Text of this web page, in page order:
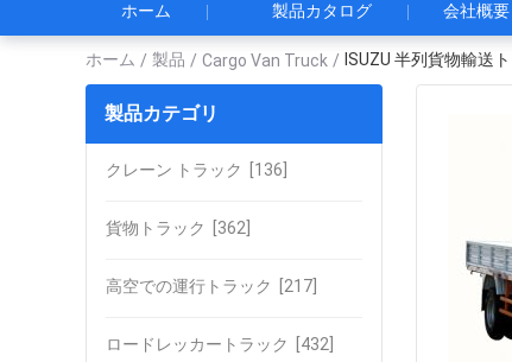
ホーム 製品カタログ 会社概要
ホーム / 製品 / Cargo Van Truck / ISUZU 半列貨物輸送
製品カテゴリ
クレーン トラック [136]
貨物トラック [362]
高空での運行トラック [217]
ロードレッカートラック [432]